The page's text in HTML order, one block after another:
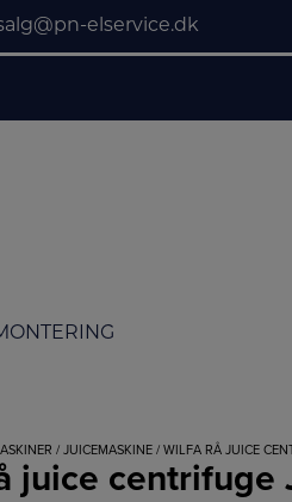
elservice.dk
/ JUICEMASKINE / WILFA RÅ JUICE
juice centrifuge